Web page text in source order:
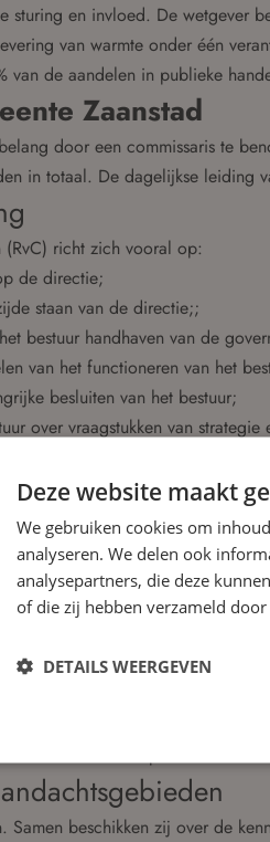
sturing en invloed. De wetgever
van warmte onder één
van de aandelen in publieke
Zaanstad
door een commissaris te
in totaal. De dagelijkse leiding
(RvC) richt zich vooral op:
de directie;
staan van de directie;;
bestuur handhaven van de
van het functioneren van het
besluiten van het bestuur;
over vraagstukken van
is vastgesteld;
relatie met de aandeelhouders.
van de aandeelhouders door
te hebben;
van wet- en regelgeving en
plaatsvindt.
deze toezicht houdt op het
staat de RvC het bestuur met
waaronder over het
voorbereiden van en het
de directie het periodiek
Samen beschikken zij over de
Deze website maakt
We gebruiken cookies om
analyseren. We delen ook
analysepartners, die deze
of die zij hebben verzameld
DETAILS WEERGEVEN